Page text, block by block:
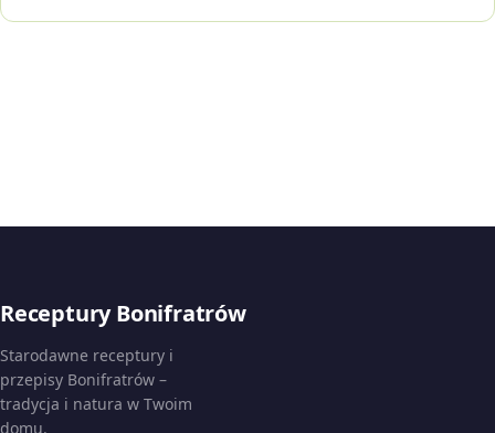
Receptury Bonifratrów
Starodawne receptury i
przepisy Bonifratrów –
tradycja i natura w Twoim
domu.